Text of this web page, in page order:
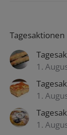
Tagesaktionen
1.
1.
1.